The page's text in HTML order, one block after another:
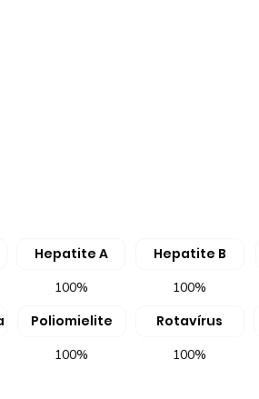
Hepatite A Hepatite B
Poliomielite Rotavírus
100%
100% 100%
100%